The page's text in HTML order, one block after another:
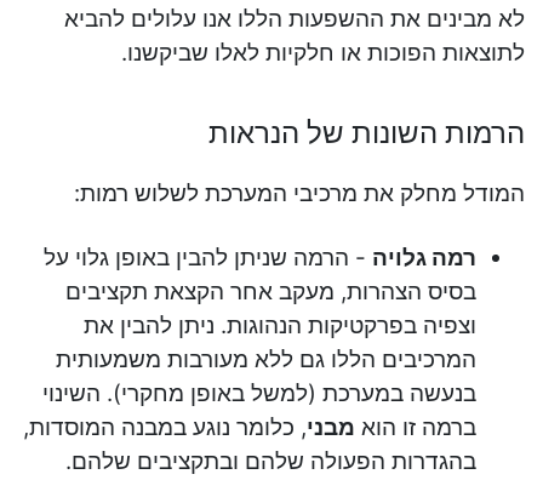
לא מבינים את ההשפעות הללו אנו עלולים להביא
לתוצאות הפוכות או חלקיות לאלו שביקשנו.
הרמות השונות של הנראות
המודל מחלק את מרכיבי המערכת לשלוש רמות:
רמה גלויה - הרמה שניתן להבין באופן גלוי על
בסיס הצהרות, מעקב אחר הקצאת תקציבים
וצפיה בפרקטיקות הנהוגות. ניתן להבין את
המרכיבים הללו גם ללא מעורבות משמעותית
בנעשה במערכת (למשל באופן מחקרי). השינוי
ברמה זו הוא מבני, כלומר נוגע במבנה המוסדות,
בהגדרות הפעולה שלהם ובתקציבים שלהם.